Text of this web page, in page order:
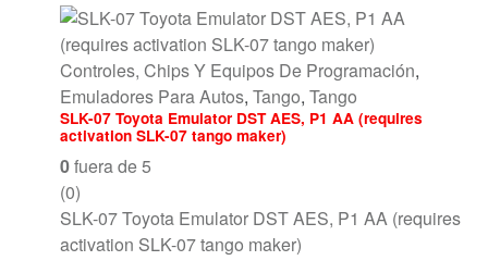
Controles, Chips Y Equipos De Programación,
Emuladores Para Autos, Tango, Tango
SLK-07 Toyota Emulator DST AES, P1 AA (requires
activation SLK-07 tango maker)
0fuera de 5
(0)
SLK-07 Toyota Emulator DST AES, P1 AA (requires
activation SLK-07 tango maker)